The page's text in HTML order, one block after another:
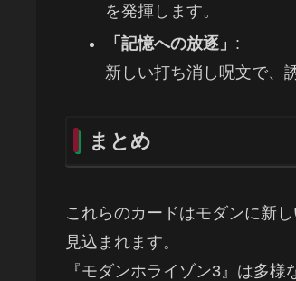
を発揮します。
「記憶への放逐」 :
新しい打ち消し呪文で、
まとめ
これらのカードはモダンに新
見込まれます。
『モダンホライゾン3』は多